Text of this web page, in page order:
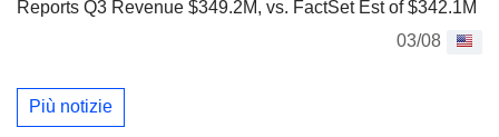
Reports Q3 Revenue $349.2M, vs. FactSet Est of $342.1M
03/08
Più notizie